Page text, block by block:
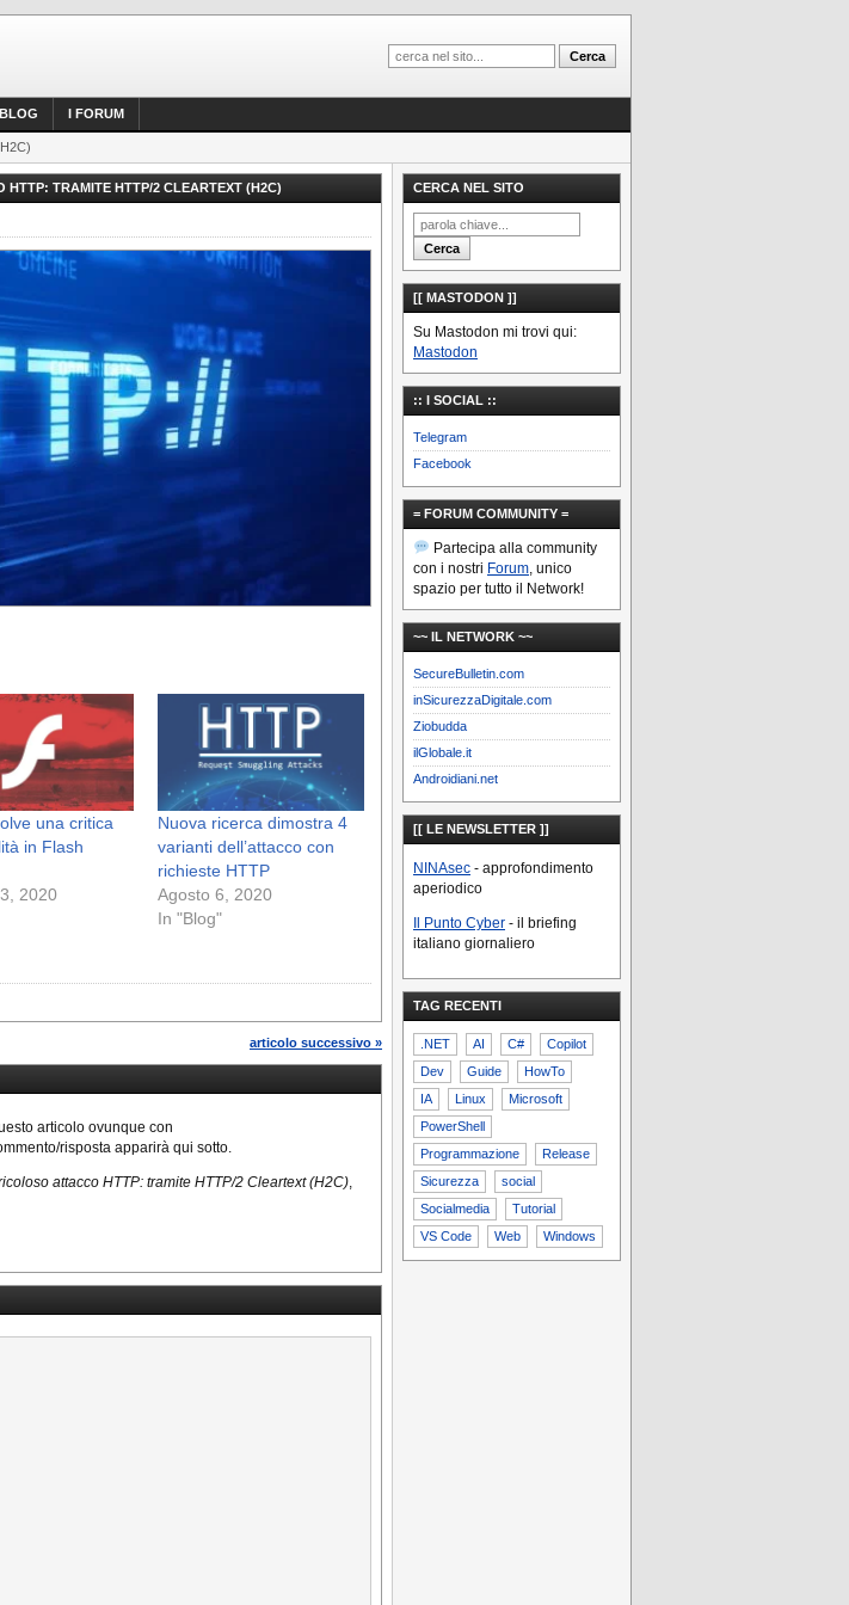
BLOG I FORUM
HTTP: TRAMITE HTTP/2 CLEARTEXT (H2C)
una critica
in Flash
2020
Nuova ricerca dimostra 4
varianti dell’attacco con
richieste HTTP
Agosto 6, 2020
In "Blog"
articolo successivo »
articolo ovunque con
risposta apparirà qui sotto.
attacco HTTP: tramite HTTP/2 Cleartext (H2C),
CERCA NEL SITO
[[ MASTODON ]]
Su Mastodon mi trovi qui:
Mastodon
:: I SOCIAL ::
Telegram
Facebook
= FORUM COMMUNITY =
Partecipa alla community
con i nostri Forum, unico
spazio per tutto il Network!
~~ IL NETWORK ~~
SecureBulletin.com
inSicurezzaDigitale.com
Ziobudda
ilGlobale.it
Androidiani.net
[[ LE NEWSLETTER ]]
NINAsec - approfondimento
aperiodico
Il Punto Cyber - il briefing
italiano giornaliero
TAG RECENTI
.NET AI C#
Copilot
Dev
Guide
HowTo
IA
Linux
Microsoft
PowerShell
Programmazione
Release
Sicurezza
social
Socialmedia
Tutorial
VS Code
Web Windows